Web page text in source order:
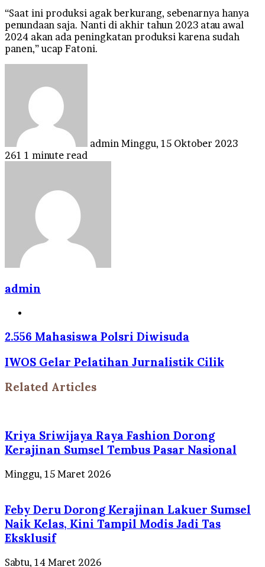
“Saat ini produksi agak berkurang, sebenarnya hanya
penundaan saja. Nanti di akhir tahun 2023 atau awal
2024 akan ada peningkatan produksi karena sudah
panen,” ucap Fatoni.
admin Minggu, 15 Oktober 2023
261 1 minute read
admin
2.556 Mahasiswa Polsri Diwisuda
IWOS Gelar Pelatihan Jurnalistik Cilik
Related Articles
Kriya Sriwijaya Raya Fashion Dorong
Kerajinan Sumsel Tembus Pasar Nasional
Minggu, 15 Maret 2026
Feby Deru Dorong Kerajinan Lakuer Sumsel
Naik Kelas, Kini Tampil Modis Jadi Tas
Eksklusif
Sabtu, 14 Maret 2026